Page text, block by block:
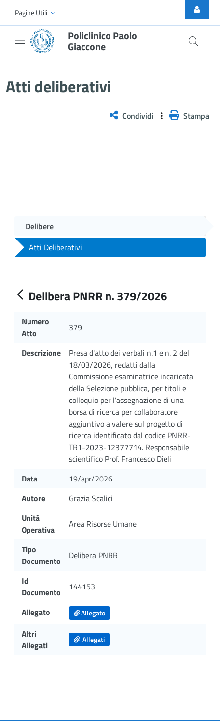
Skip to Main Content
Pagine Utili
Policlinico Paolo
Giaccone
Atti deliberativi
Condividi Stampa
Delibere
Atti Deliberativi
Delibera PNRR n. 379/2026
Numero
Atto
379
Descrizione
Presa d'atto dei verbali n.1 e n. 2 del
18/03/2026, redatti dalla
Commissione esaminatrice incaricata
della Selezione pubblica, per titoli e
colloquio per l’assegnazione di una
borsa di ricerca per collaboratore
aggiuntivo a valere sul progetto di
ricerca identificato dal codice PNRR-
TR1-2023-12377714. Responsabile
scientifico Prof. Francesco Dieli
Data
19/apr/2026
Autore
Grazia Scalici
Unità
Operativa
Area Risorse Umane
Tipo
Documento
Delibera PNRR
Id
Documento
144153
Allegato Allegato
Altri
Allegati
Allegati